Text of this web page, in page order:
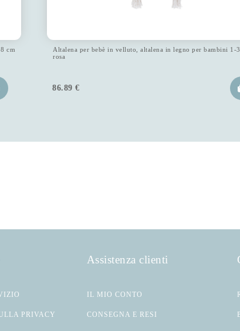
cm
Altalena per bebè in velluto, altalena in legno per bambini 1-
rosa
86.89 €
PRIVACY
Assistenza clienti
IL MIO CONTO
CONSEGNA E RESI